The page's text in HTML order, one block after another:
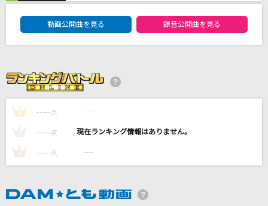
ずっと真夜中でいいのに。
シャルル
Answer
カラオケ最新情報をチェック！
動画公開曲を見る 録音公開曲を見る
1 ---- 点 ----
---- 点 ----
3 ---- 点 ----